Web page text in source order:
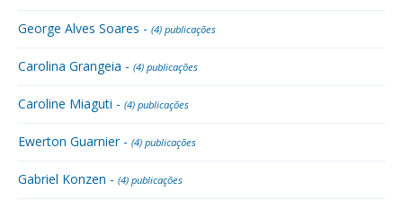
George Alves Soares - (4) publicações
Carolina Grangeia - (4) publicações
Caroline Miaguti - (4) publicações
Ewerton Guarnier - (4) publicações
Gabriel Konzen - (4) publicações